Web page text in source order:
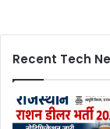
Recent Tech